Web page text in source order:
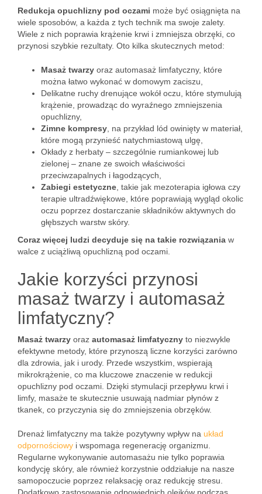
Redukcja opuchlizny pod oczami może być osiągnięta na
wiele sposobów, a każda z tych technik ma swoje zalety.
Wiele z nich poprawia krążenie krwi i zmniejsza obrzęki, co
przynosi szybkie rezultaty. Oto kilka skutecznych metod:
Masaż twarzy oraz automasaż limfatyczny, które
można łatwo wykonać w domowym zaciszu,
Delikatne ruchy drenujące wokół oczu, które stymulują
krążenie, prowadząc do wyraźnego zmniejszenia
opuchlizny,
Zimne kompresy , na przykład lód owinięty w materiał,
które mogą przynieść natychmiastową ulgę,
Okłady z herbaty – szczególnie rumiankowej lub
zielonej – znane ze swoich właściwości
przeciwzapalnych i łagodzących,
Zabiegi estetyczne , takie jak mezoterapia igłowa czy
terapie ultradźwiękowe, które poprawiają wygląd okolic
oczu poprzez dostarczanie składników aktywnych do
głębszych warstw skóry.
Coraz więcej ludzi decyduje się na takie rozwiązania w
walce z uciążliwą opuchlizną pod oczami.
Jakie korzyści przynosi
masaż twarzy i automasaż
limfatyczny?
Masaż twarzy oraz automasaż limfatyczny to niezwykle
efektywne metody, które przynoszą liczne korzyści zarówno
dla zdrowia, jak i urody. Przede wszystkim, wspierają
mikrokrążenie, co ma kluczowe znaczenie w redukcji
opuchlizny pod oczami. Dzięki stymulacji przepływu krwi i
limfy, masaże te skutecznie usuwają nadmiar płynów z
tkanek, co przyczynia się do zmniejszenia obrzęków.
Drenaż limfatyczny ma także pozytywny wpływ na układ
odpornościowy i wspomaga regenerację organizmu.
Regularne wykonywanie automasażu nie tylko poprawia
kondycję skóry, ale również korzystnie oddziałuje na nasze
samopoczucie poprzez relaksację oraz redukcję stresu.